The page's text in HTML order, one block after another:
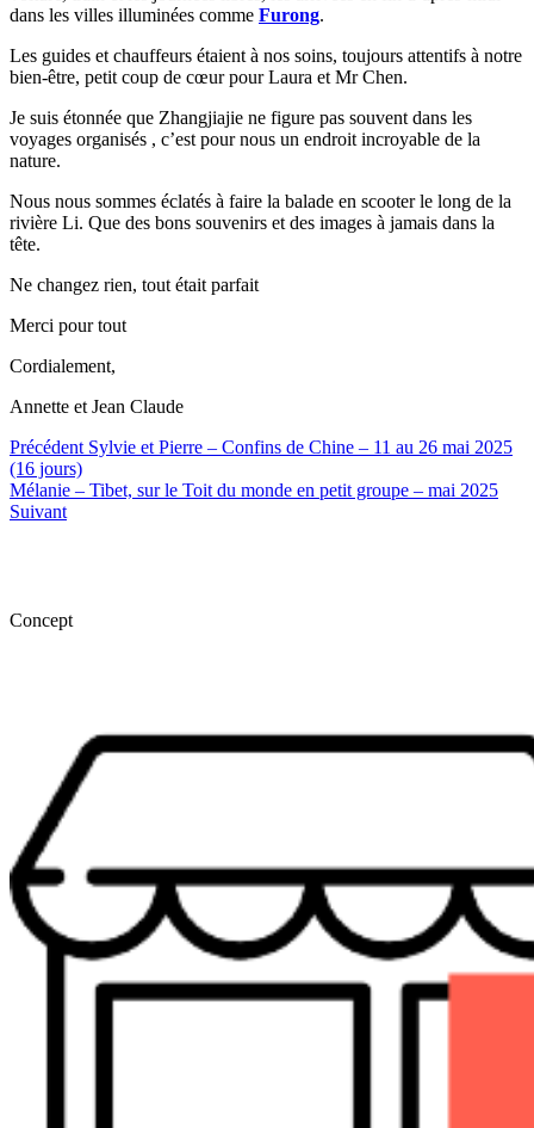
dans les villes illuminées comme Furong.
Les guides et chauffeurs étaient à nos soins, toujours attentifs à notre
bien-être, petit coup de cœur pour Laura et Mr Chen.
Je suis étonnée que Zhangjiajie ne figure pas souvent dans les
voyages organisés , c’est pour nous un endroit incroyable de la
nature.
Nous nous sommes éclatés à faire la balade en scooter le long de la
rivière Li. Que des bons souvenirs et des images à jamais dans la
tête.
Ne changez rien, tout était parfait
Merci pour tout
Cordialement,
Annette et Jean Claude
Précédent Sylvie et Pierre – Confins de Chine – 11 au 26 mai 2025
(16 jours)
Mélanie – Tibet, sur le Toit du monde en petit groupe – mai 2025
Suivant
Concept